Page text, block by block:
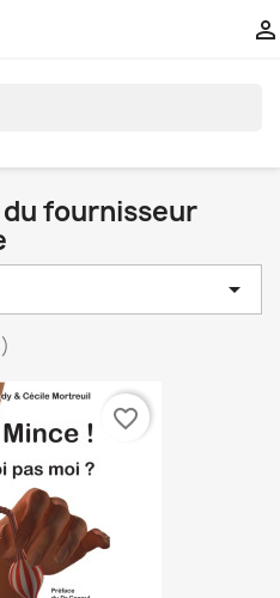

fournisseur

favorite_border